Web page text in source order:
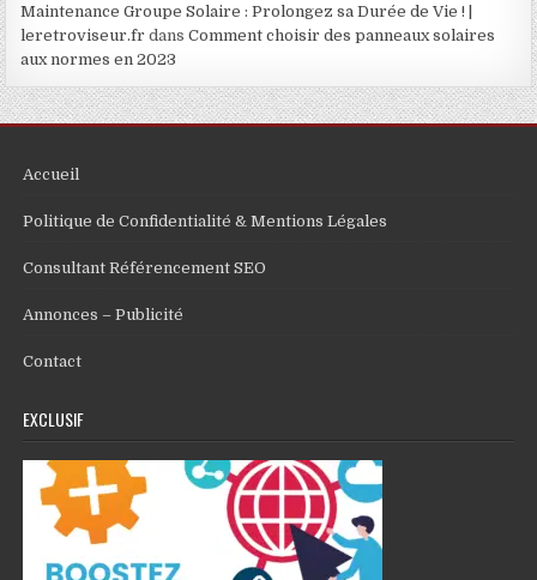
Maintenance Groupe Solaire : Prolongez sa Durée de Vie ! |
leretroviseur.fr dansComment choisir des panneaux solaires
aux normes en 2023
Accueil
Politique de Confidentialité & Mentions Légales
Consultant Référencement SEO
Annonces – Publicité
Contact
EXCLUSIF